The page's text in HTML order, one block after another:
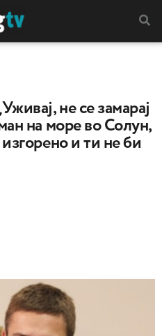
не се замарај
на море во Солун,
и ти не би